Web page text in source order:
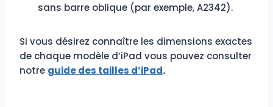
sans barre oblique (par exemple, A2342).
Si vous désirez connaître les dimensions exactes
de chaque modèle d’iPad vous pouvez consulter
notre guide des tailles d’iPad.